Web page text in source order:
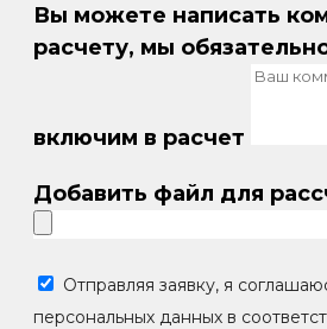
Вы можете написать
расчету, мы
включим в расчет
Добавить файл для
Отправляя заявку, я
персональных данных в